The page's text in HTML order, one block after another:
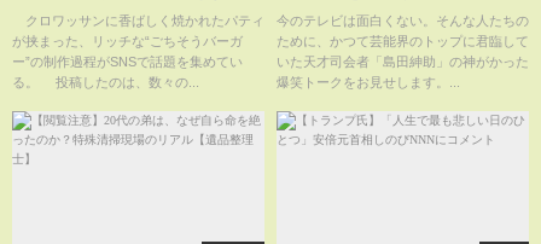
ガー”→あまりの完成度に「凄い
美味しそう」「食べられそう」
と驚きの声(ABEMA TIMES)
クロワッサンに香ばしく焼かれたパティ
が挟まった、リッチな“ごちそうバーガ
ー”の制作過程がSNSで話題を集めてい
る。 投稿したのは、数々の...
今のテレビは面白くない。そんな人たちの
ために、かつて芸能界のトップに君臨して
いた天才司会者「島田紳助」の神がかった
爆笑トークをお見せします。...